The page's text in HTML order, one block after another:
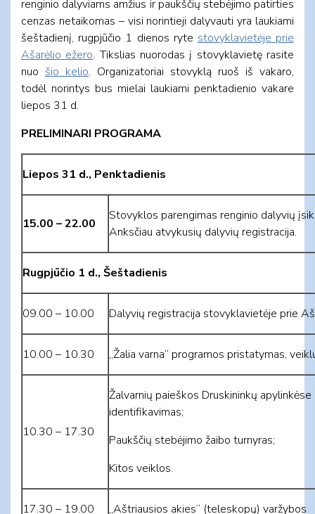
renginio dalyviams amžius ir paukščių stebėjimo patirties
cenzas netaikomas – visi norintieji dalyvauti yra laukiami
šeštadienį, rugpjūčio 1 dienos ryte stovyklavietėje prie
Ašarėlio ežero. Tikslias nuorodas į stovyklavietę rasite
nuo šio kelio. Organizatoriai stovyklą ruoš iš vakaro,
todėl norintys bus mielai laukiami penktadienio vakare
liepos 31 d.
PRELIMINARI PROGRAMA
Liepos 31 d., Penktadienis
15.00 – 22.00
Stovyklos parengimas renginio dalyvių
Anksčiau atvykusių dalyvių registracija.
Rugpjūčio 1 d., Šeštadienis
09.00 – 10.00 Dalyvių registracija stovyklavietėje prie
10.00 – 10.30 „Žalia varna“ programos pristatymas,
10.30 – 17.30
Žalvarnių paieškos Druskininkų
identifikavimas;
Paukščių stebėjimo žaibo turnyras;
Kitos veiklos.
17.30 – 19.00 „Aštriausios akies“ (teleskopų) varžybos